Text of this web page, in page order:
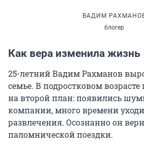
ВАДИМ
блогер
Как вера изменила жизнь
25-летний Вадим Рахманов
семье. В подростковом
на второй план: появились
компании, много времени
развлечения. Осознанно он
паломнической поездки.